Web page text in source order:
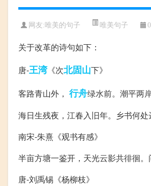
网友:唯美的句子 唯美句子
关于改革的诗句如下：
唐-王湾《次北固山下》
客路青山外， 行舟绿水前。潮平两
海日生残夜，江春入旧年。乡书何处
南宋-朱熹《观书有感》
半亩方塘一鉴开，天光云影共徘徊。
唐-刘禹锡《杨柳枝》